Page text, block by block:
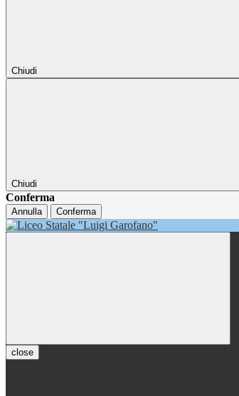
Chiudi
Chiudi
Conferma
Annulla Conferma
close